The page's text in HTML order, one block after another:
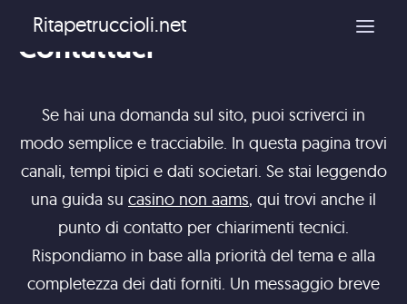
Ritapetruccioli.net
Contattaci
Se hai una domanda sul sito, puoi scriverci in
modo semplice e tracciabile. In questa pagina trovi
canali, tempi tipici e dati societari. Se stai leggendo
una guida su casino non aams, qui trovi anche il
punto di contatto per chiarimenti tecnici.
Rispondiamo in base alla priorità del tema e alla
completezza dei dati forniti. Un messaggio breve